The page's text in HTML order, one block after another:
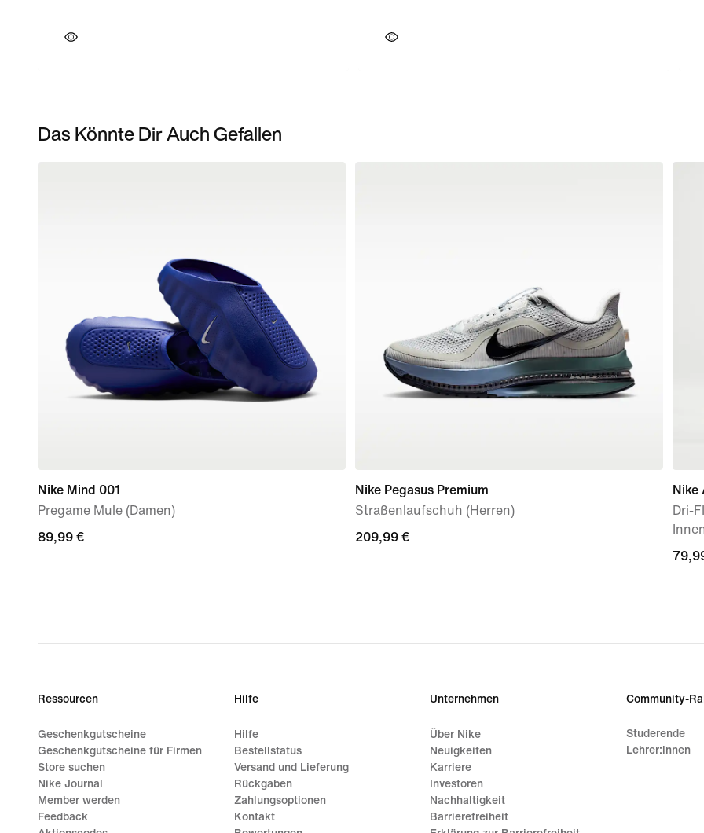
Das Könnte Dir Auch Gefallen
Nike Mind 001
Pregame Mule (Damen)
89,99 €
89,99 €
Nike Pegasus Premium
Straßenlaufschuh (Herren)
209,99 €
209,99 €
Nike
Dri-
Ressourcen
Geschenkgutscheine
Geschenkgutscheine für Firmen
Store suchen
Nike Journal
Member werden
Feedback
Hilfe
Hilfe
Bestellstatus
Versand und Lieferung
Rückgaben
Zahlungsoptionen
Kontakt
Unternehmen
Über Nike
Neuigkeiten
Karriere
Investoren
Nachhaltigkeit
Barrierefreiheit
Community-
Studerende
Lehrer:innen